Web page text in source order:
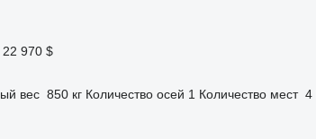
22 970 $
вес 850 кг Количество осей 1 Количество мест 4